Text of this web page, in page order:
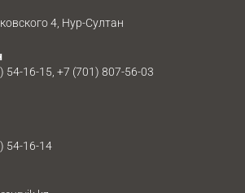
4, Нур-Султан
54-16-15, +7 (701) 807-56-03
54-16-14